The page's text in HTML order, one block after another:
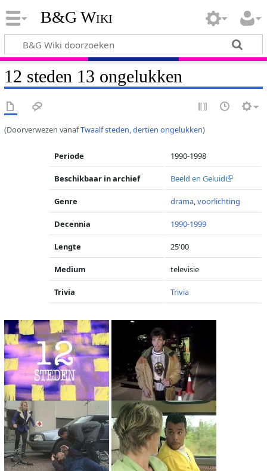
B&G Wiki
12 steden 13 ongelukken
(Doorverwezen vanafTwaalf steden, dertien ongelukken)
Periode 1990-1998
Beschikbaar in archief Beeld en Geluid
Genre drama,voorlichting
Decennia 1990-1999
Lengte 25'00
Medium televisie
Trivia Trivia